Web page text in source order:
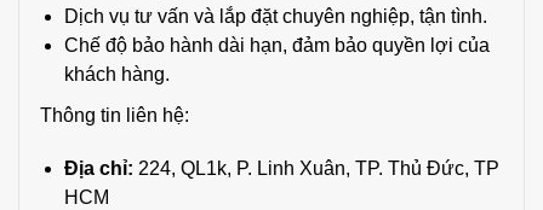
Dịch vụ tư vấn và lắp đặt chuyên nghiệp, tận tình.
Chế độ bảo hành dài hạn, đảm bảo quyền lợi của
khách hàng.
Thông tin liên hệ:
Địa chỉ: 224, QL1k, P. Linh Xuân, TP. Thủ Đức, TP
HCM